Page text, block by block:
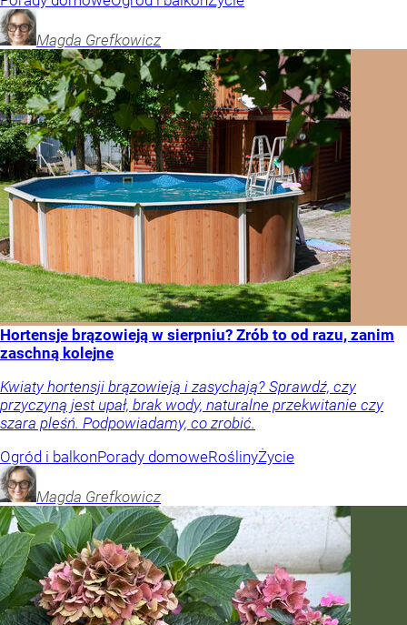
Magda Grefkowicz
Hortensje brązowieją w sierpniu? Zrób to od razu, zanim
zaschną kolejne
Kwiaty hortensji brązowieją i zasychają? Sprawdź, czy
przyczyną jest upał, brak wody, naturalne przekwitanie czy
szara pleśń. Podpowiadamy, co zrobić.
Ogród i balkonPorady domoweRoślinyŻycie
Magda Grefkowicz